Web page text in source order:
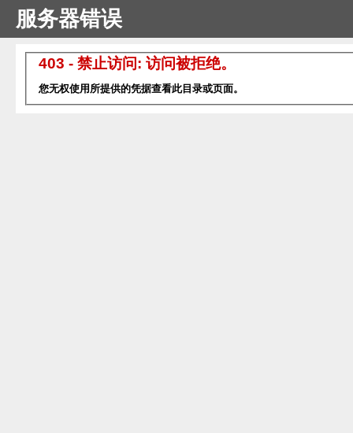
服务器错误
403 - 禁止访问: 访问被拒绝。
您无权使用所提供的凭据查看此目录或页面。